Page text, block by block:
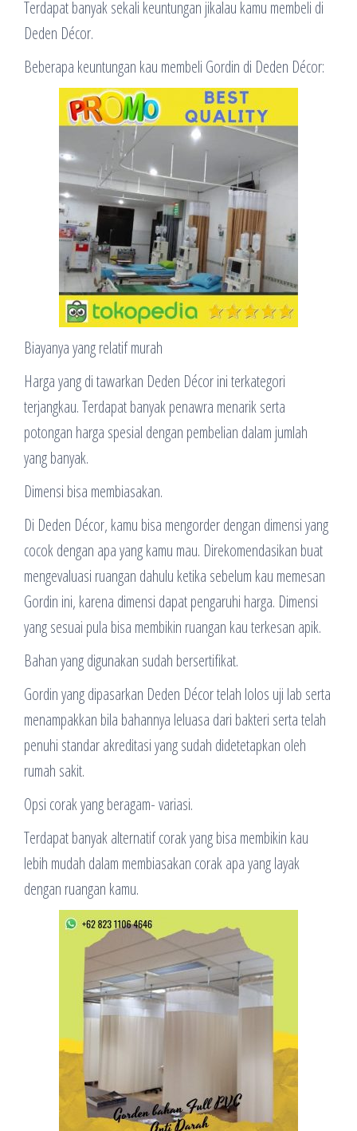
Terdapat banyak sekali keuntungan jikalau kamu membeli di
Deden Décor.
Beberapa keuntungan kau membeli Gordin di Deden Décor:
Biayanya yang relatif murah
Harga yang di tawarkan Deden Décor ini terkategori
terjangkau. Terdapat banyak penawra menarik serta
potongan harga spesial dengan pembelian dalam jumlah
yang banyak.
Dimensi bisa membiasakan.
Di Deden Décor, kamu bisa mengorder dengan dimensi yang
cocok dengan apa yang kamu mau. Direkomendasikan buat
mengevaluasi ruangan dahulu ketika sebelum kau memesan
Gordin ini, karena dimensi dapat pengaruhi harga. Dimensi
yang sesuai pula bisa membikin ruangan kau terkesan apik.
Bahan yang digunakan sudah bersertifikat.
Gordin yang dipasarkan Deden Décor telah lolos uji lab serta
menampakkan bila bahannya leluasa dari bakteri serta telah
penuhi standar akreditasi yang sudah didetetapkan oleh
rumah sakit.
Opsi corak yang beragam- variasi.
Terdapat banyak alternatif corak yang bisa membikin kau
lebih mudah dalam membiasakan corak apa yang layak
dengan ruangan kamu.